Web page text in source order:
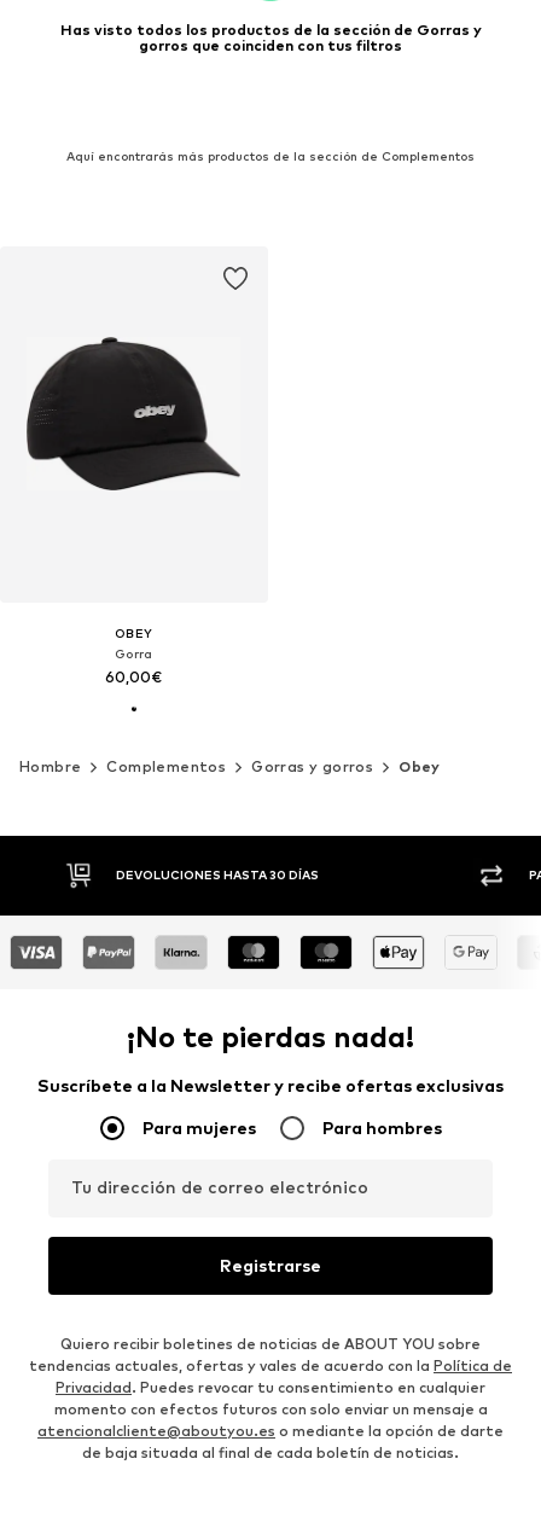
Has visto todos los productos de la sección de Gorras y
gorros que coinciden con tus filtros
Aquí encontrarás más productos de la sección de Complementos
OBEY
Gorra
60,00€
Hombre Complementos Gorras y gorros Obey
DEVOLUCIONES HASTA 30 DÍAS
¡No te pierdas nada!
Suscríbete a la Newsletter y recibe ofertas exclusivas
Para mujeres Para hombres
Tu dirección de correo electrónico
Registrarse
Quiero recibir boletines de noticias de ABOUT YOU sobre
tendencias actuales, ofertas y vales de acuerdo con la Política de
Privacidad. Puedes revocar tu consentimiento en cualquier
momento con efectos futuros con solo enviar un mensaje a
atencionalcliente@aboutyou.es o mediante la opción de darte
de baja situada al final de cada boletín de noticias.